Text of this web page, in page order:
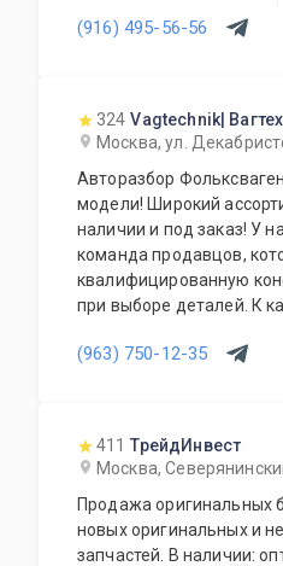
деталей.
лояльная ценовая
(916) 495-56-56
324 Vagtechnik|
Москва, ул.
Авторазбор
модели! Широкий
наличии и под заказ! У
команда продавцов,
квалифицированную
при выборе деталей. К
гарантируем! Работаем
(963) 750-12-35
411 ТрейдИнвест
Москва,
Продажа оригинальных
новых оригинальных и
запчастей. В наличии: